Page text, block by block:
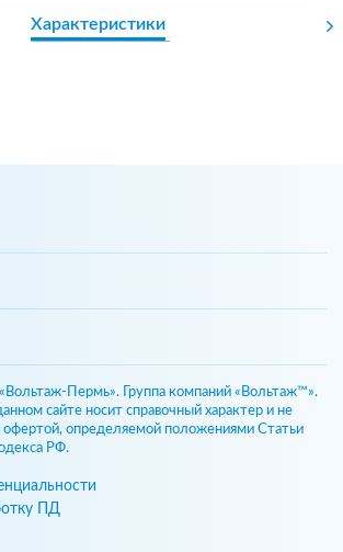
Характеристики
Пермь». Группа компаний «Вольтаж™».
сайте носит справочный характер и не
офертой, определяемой положениями Статьи
РФ.
ПД